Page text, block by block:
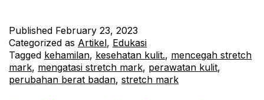
Published February 23, 2023
Categorized as Artikel, Edukasi
Tagged kehamilan, kesehatan kulit., mencegah stretch
mark, mengatasi stretch mark, perawatan kulit,
perubahan berat badan, stretch mark